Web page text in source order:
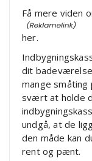
Få mere viden
her.
dit
mange
svært at holde
undgå, at de
den måde kan
rent og pænt.